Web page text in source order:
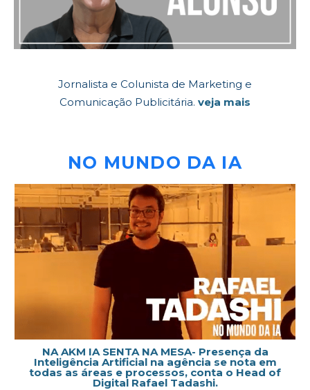
Jornalista e Colunista de Marketing e
Comunicação Publicitária. veja mais
NO MUNDO DA IA
NA AKM IA SENTA NA MESA- Presença da
Inteligência Artificial na agência se nota em
todas as áreas e processos, conta o Head of
Digital Rafael Tadashi.